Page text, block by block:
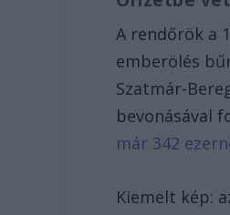
A rendőrök a
emberölés
Szatmár-
bevonásával
már 342
Kiemelt kép: